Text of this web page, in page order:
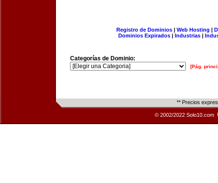
Registro de Dominios| Web Hosting |
Dominios Expirados | Industrias |
Categorías de Dominio:
[Pág.
** Precios
© 2002/2022 Solo10.com